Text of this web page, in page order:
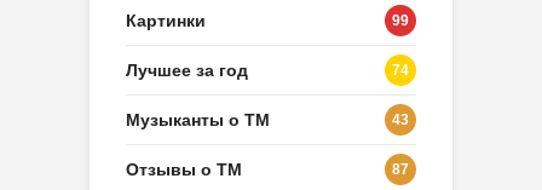
Картинки 99
Лучшее за год 74
Музыканты о ТМ 43
Отзывы о ТМ 87